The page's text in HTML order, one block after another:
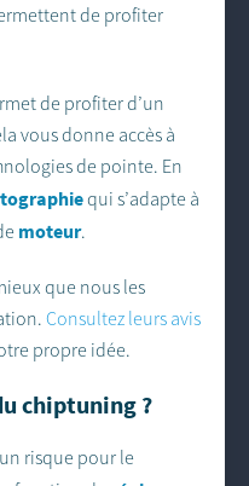
de profiter
de profiter d’un
vous donne accès à
de pointe. En
qui s’adapte à
moteur.
que nous les
Consultez leurs avis
propre idée.
chiptuning ?
risque pour le